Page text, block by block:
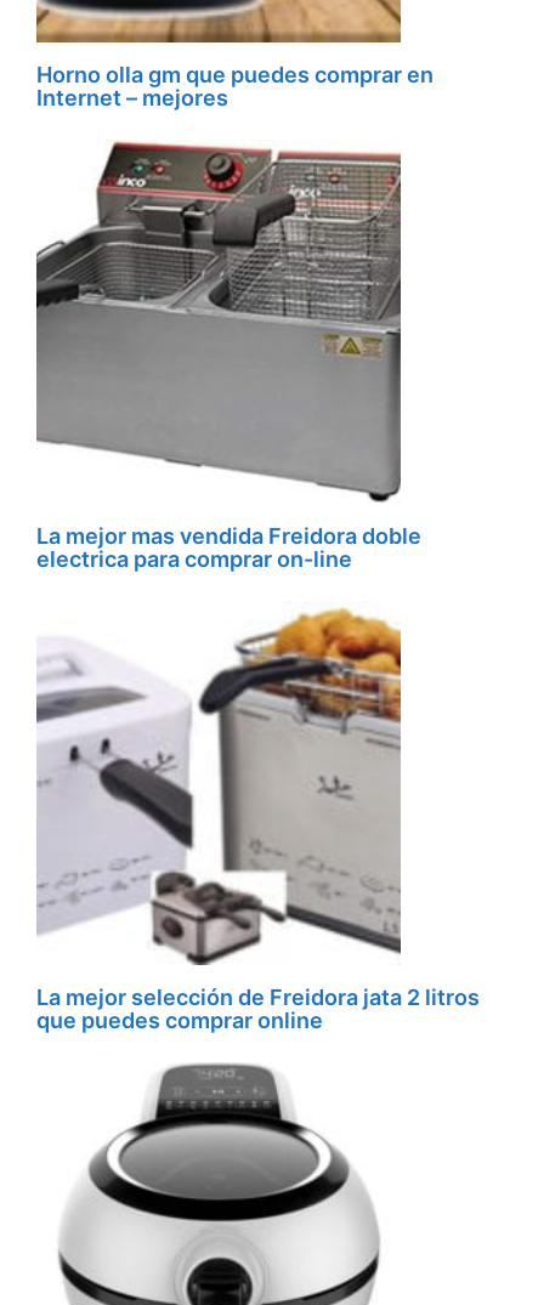
Horno olla gm que puedes comprar en
Internet – mejores
La mejor mas vendida Freidora doble
electrica para comprar on-line
La mejor selección de Freidora jata 2 litros
que puedes comprar online